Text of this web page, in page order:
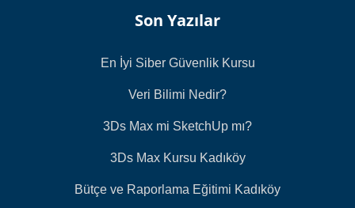
Son Yazılar
En İyi Siber Güvenlik Kursu
Veri Bilimi Nedir?
3Ds Max mi SketchUp mı?
3Ds Max Kursu Kadıköy
Bütçe ve Raporlama Eğitimi Kadıköy